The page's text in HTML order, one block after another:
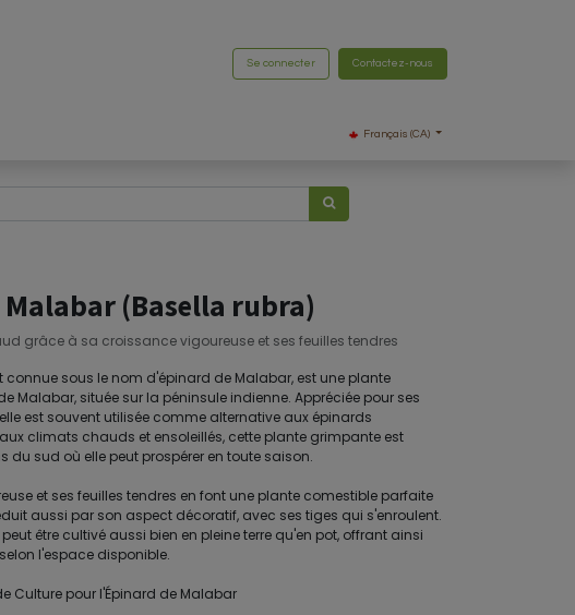
Se connecter Contactez-nous
Français (CA)
(Basella rubra)
grâce à sa croissance vigoureuse et ses feuilles tendres
connue sous le nom d'épinard de Malabar, est une plante
Malabar, située sur la péninsule indienne. Appréciée pour ses
est souvent utilisée comme alternative aux épinards
climats chauds et ensoleillés, cette plante grimpante est
du sud où elle peut prospérer en toute saison.
et ses feuilles tendres en font une plante comestible parfaite
aussi par son aspect décoratif, avec ses tiges qui s'enroulent.
être cultivé aussi bien en pleine terre qu'en pot, offrant ainsi
l'espace disponible.
Culture pour l'Épinard de Malabar